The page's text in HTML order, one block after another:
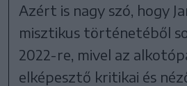
Azért is nagy szó, hogy
misztikus történetéből
2022-re, mivel az
elképesztő kritikai és